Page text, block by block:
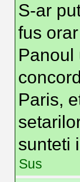
S-ar
fus
Panoul
Paris,
sunteti
Sus